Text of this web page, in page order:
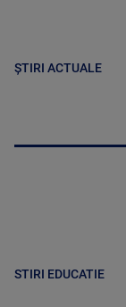
ȘTIRI ACTUALE
STIRI EDUCATIE